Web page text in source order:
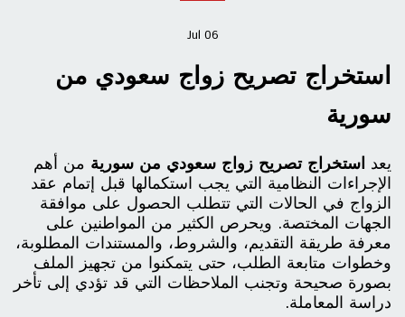
06
Jul
استخراج تصريح زواج سعودي من
سورية
يعد استخراج تصريح زواج سعودي من سورية من أهم
الإجراءات النظامية التي يجب استكمالها قبل إتمام عقد
الزواج في الحالات التي تتطلب الحصول على موافقة
الجهات المختصة. ويحرص الكثير من المواطنين على
معرفة طريقة التقديم، والشروط، والمستندات المطلوبة،
وخطوات متابعة الطلب، حتى يتمكنوا من تجهيز الملف
بصورة صحيحة وتجنب الملاحظات التي قد تؤدي إلى تأخر
دراسة المعاملة.